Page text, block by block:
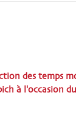
des temps
à l'occasion